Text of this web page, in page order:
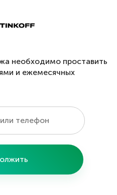
необходимо проставить
и ежемесячных